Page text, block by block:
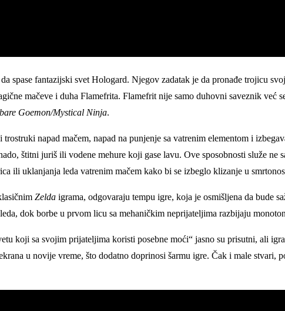
fantazijski svet Hologard. Njegov zadatak je da pronađe trojicu
mačeve i duha Flamefrita. Flamefrit nije samo duhovni saveznik već
Goemon/Mystical Ninja.
napad mačem, napad na punjenje sa vatrenim elementom i
štitni juriš ili vodene mehure koji gase lavu. Ove sposobnosti služe ne
ili uklanjanja leda vatrenim mačem kako bi se izbeglo klizanje u
Zelda igrama, odgovaraju tempu igre, koja je osmišljena da bude
dok borbe u prvom licu sa mehaničkim neprijateljima razbijaju
koji sa svojim prijateljima koristi posebne moći“ jasno su prisutni, ali
u novije vreme, što dodatno doprinosi šarmu igre. Čak i male stvari,